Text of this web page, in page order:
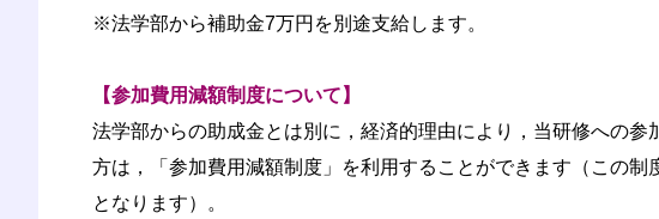
※法学部から補助金7万円を別途支給します。
【参加費用減額制度について】
法学部からの助成金とは別に，経済的理由により，当研修への
方は，「参加費用減額制度」を利用することができます（この
となります）。